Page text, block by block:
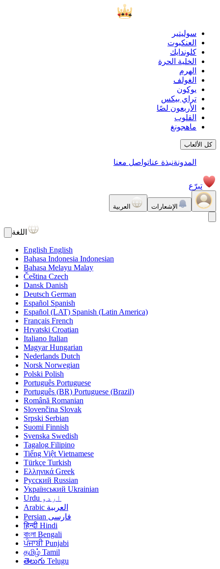
سوليتير
العنكبوت
كلوندايك
الخلية الحرة
الهرم
الغولف
يوكون
تراي بيكس
الأربعون لصًا
القلوب
ماهجونغ
كل الألعاب
المدونةنبذة عناتواصل معنا
تبرّع
الإشعارات العربية
اللغة
English English
Bahasa Indonesia Indonesian
Bahasa Melayu Malay
Čeština Czech
Dansk Danish
Deutsch German
Español Spanish
Español (LAT) Spanish (Latin America)
Français French
Hrvatski Croatian
Italiano Italian
Magyar Hungarian
Nederlands Dutch
Norsk Norwegian
Polski Polish
Português Portuguese
Português (BR) Portuguese (Brazil)
Română Romanian
Slovenčina Slovak
Srpski Serbian
Suomi Finnish
Svenska Swedish
Tagalog Filipino
Tiếng Việt Vietnamese
Türkçe Turkish
Ελληνικά Greek
Русский Russian
Український Ukrainian
اردو Urdu
العربية Arabic
فارسی Persian
हिन्दी Hindi
বাংলা Bengali
ਪੰਜਾਬੀ Punjabi
தமிழ் Tamil
తెలుగు Telugu